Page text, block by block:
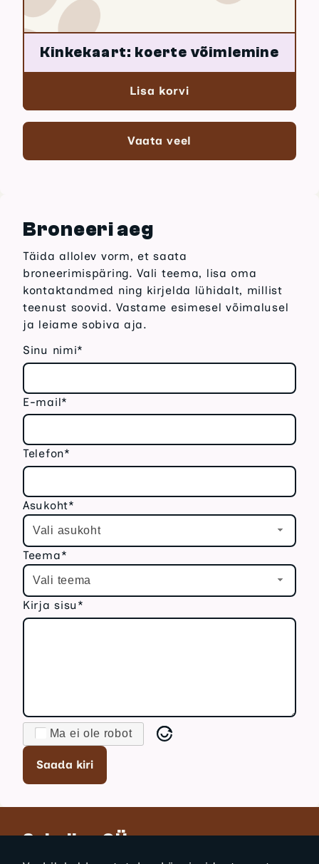
Kinkekaart: koerte võimlemine
Lisa korvi
Vaata veel
Broneeri aeg
Täida allolev vorm, et saata
broneerimispäring. Vali teema, lisa oma
kontaktandmed ning kirjelda lühidalt, millist
teenust soovid. Vastame esimesel võimalusel
ja leiame sobiva aja.
Sinu nimi*
E-mail*
Telefon*
Asukoht*
Vali asukoht
Teema*
Vali teema
Kirja sisu*
Ma ei ole robot
Saada kiri
Sabalipu OÜ